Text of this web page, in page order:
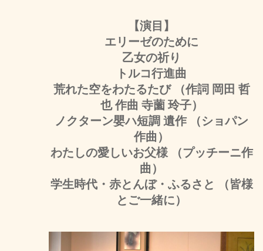
【演目】
エリーゼのために
乙女の祈り
トルコ行進曲
荒れた空をわたるたび （作詞 岡田 哲
也 作曲 寺薗 玲子）
ノクターン嬰ハ短調 遺作 （ショパン
作曲）
わたしの愛しいお父様 （プッチーニ作
曲）
学生時代・赤とんぼ・ふるさと （皆様
とご一緒に）